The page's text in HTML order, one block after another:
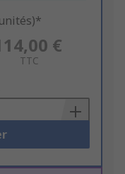
€
TTC